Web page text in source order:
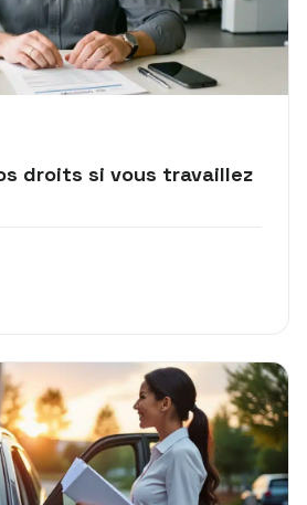
droits si vous travaillez